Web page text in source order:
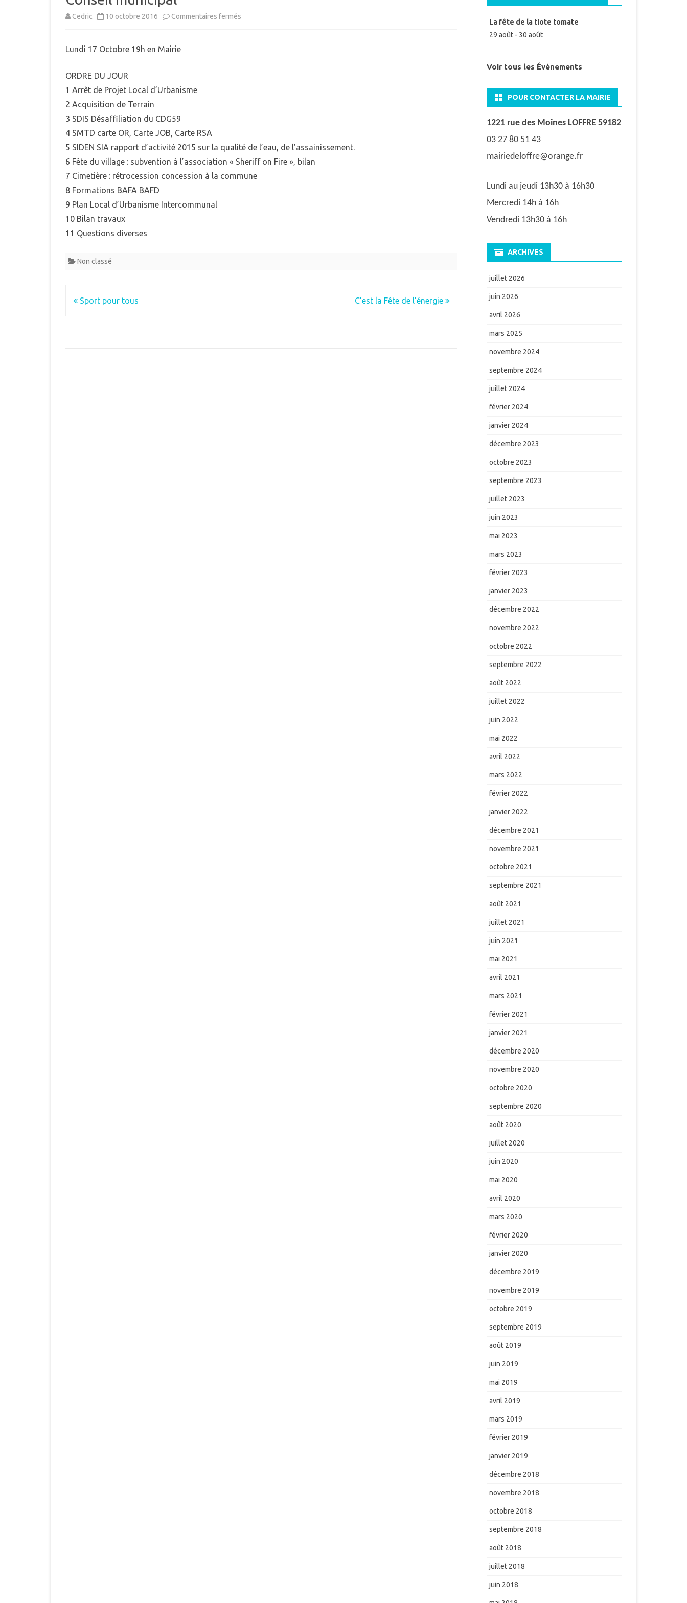
MUNICIPAL
DÉMARCHES ADMINISTRATIVES
EQUIPEMENTS
Cedric 10 octobre 2016 Commentaires fermés
Lundi 17 Octobre 19h en Mairie
ORDRE DU JOUR
1 Arrêt de Projet Local d’Urbanisme
2 Acquisition de Terrain
3 SDIS Désaffiliation du CDG59
4 SMTD carte OR, Carte JOB, Carte RSA
5 SIDEN SIA rapport d’activité 2015 sur la qualité de l’eau, de l’assainissement.
6 Fête du village : subvention à l’association « Sheriff on Fire », bilan
7 Cimetière : rétrocession concession à la commune
8 Formations BAFA BAFD
9 Plan Local d’Urbanisme Intercommunal
10 Bilan travaux
11 Questions diverses
Non classé
Navigation
Sport pour tous C’est la Fête de l’énergie
La fête de la tiote tomate
29 août- 30 août
Voir tous les Événements
POUR CONTACTER LA MAIRIE
1221 rue des Moines LOFFRE 59182
03 27 80 51 43
mairiedeloffre@orange.fr
Lundi au jeudi 13h30 à 16h30
Mercredi 14h à 16h
Vendredi 13h30 à 16h
ARCHIVES
juillet 2026
juin 2026
avril 2026
mars 2025
novembre 2024
septembre 2024
juillet 2024
février 2024
janvier 2024
décembre 2023
octobre 2023
septembre 2023
juillet 2023
juin 2023
mai 2023
mars 2023
février 2023
janvier 2023
décembre 2022
novembre 2022
octobre 2022
septembre 2022
août 2022
juillet 2022
juin 2022
mai 2022
avril 2022
mars 2022
février 2022
janvier 2022
décembre 2021
novembre 2021
octobre 2021
septembre 2021
août 2021
juillet 2021
juin 2021
mai 2021
avril 2021
mars 2021
février 2021
janvier 2021
décembre 2020
novembre 2020
octobre 2020
septembre 2020
août 2020
juillet 2020
juin 2020
mai 2020
avril 2020
mars 2020
février 2020
janvier 2020
décembre 2019
novembre 2019
octobre 2019
septembre 2019
août 2019
juin 2019
mai 2019
avril 2019
mars 2019
février 2019
janvier 2019
décembre 2018
novembre 2018
octobre 2018
septembre 2018
août 2018
juillet 2018
juin 2018